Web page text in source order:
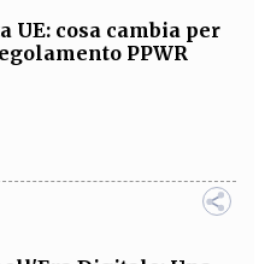
UE: cosa cambia per
PPWR